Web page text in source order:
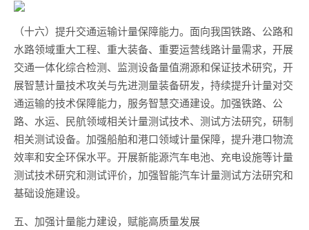
（十六）提升交通运输计量保障能力。面向我国铁路、公路和
水路领域重大工程、重大装备、重要运营线路计量需求，开展
交通一体化综合检测、监测设备量值溯源和保证技术研究，开
展智慧计量技术攻关与先进测量装备研发，持续提升计量对交
通运输的技术保障能力，服务智慧交通建设。加强铁路、公
路、水运、民航领域相关计量测试技术、测试方法研究，研制
相关测试设备。加强船舶和港口领域计量保障，提升港口物流
效率和安全环保水平。开展新能源汽车电池、充电设施等计量
测试技术研究和测试评价，加强智能汽车计量测试方法研究和
基础设施建设。
五、加强计量能力建设，赋能高质量发展